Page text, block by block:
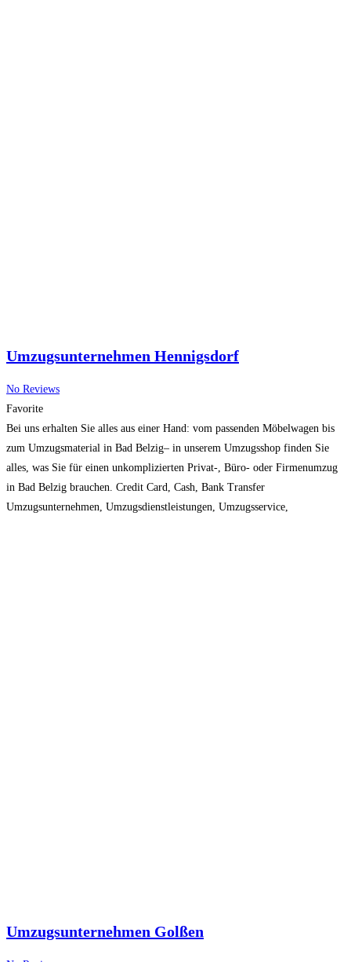
Umzugsunternehmen Hennigsdorf
No Reviews
Favorite
Bei uns erhalten Sie alles aus einer Hand: vom passenden Möbelwagen bis
zum Umzugsmaterial in Bad Belzig– in unserem Umzugsshop finden Sie
alles, was Sie für einen unkomplizierten Privat-, Büro- oder Firmenumzug
in Bad Belzig brauchen. Credit Card, Cash, Bank Transfer
Umzugsunternehmen, Umzugsdienstleistungen, Umzugsservice,
Umzugsunternehmen Golßen